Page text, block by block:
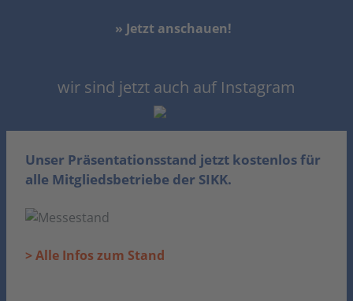
» Jetzt anschauen!
wir sind jetzt auch auf Instagram
Unser Präsentationsstand jetzt kostenlos für
alle Mitgliedsbetriebe der SIKK.
> Alle Infos zum Stand